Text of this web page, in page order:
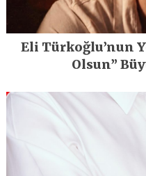
Eli Türkoğlu’nun
Olsun”